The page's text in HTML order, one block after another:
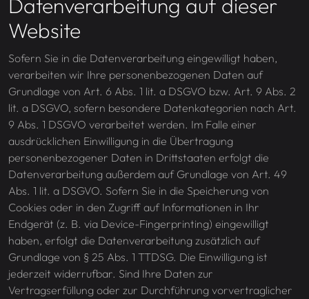
Datenverarbeitung auf dieser
Website
Sofern Sie in die Datenverarbeitung eingewilligt haben,
verarbeiten wir Ihre personenbezogenen Daten auf
Grundlage von Art. 6 Abs. 1 lit. a DSGVO bzw. Art. 9 Abs. 2
lit. a DSGVO, sofern besondere Datenkategorien nach Art.
9 Abs. 1 DSGVO verarbeitet werden. Im Falle einer
ausdrücklichen Einwilligung in die Übertragung
personenbezogener Daten in Drittstaaten erfolgt die
Datenverarbeitung außerdem auf Grundlage von Art. 49
Abs. 1 lit. a DSGVO. Sofern Sie in die Speicherung von
Cookies oder in den Zugriff auf Informationen in Ihr
Endgerät (z. B. via Device-Fingerprinting) eingewilligt
haben, erfolgt die Datenverarbeitung zusätzlich auf
Grundlage von § 25 Abs. 1 TTDSG. Die Einwilligung ist
jederzeit widerrufbar. Sind Ihre Daten zur
Vertragserfüllung oder zur Durchführung vorvertraglicher